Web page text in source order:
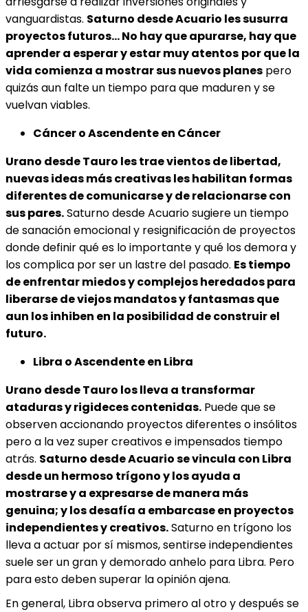
vanguardistas. Saturno desde Acuario les susurra
proyectos futuros… No hay que apurarse, hay que
aprender a esperar y estar muy atentos por que la
vida comienza a mostrar sus nuevos planes pero
quizás aun falte un tiempo para que maduren y se
vuelvan viables.
Cáncer o Ascendente en Cáncer
Urano desde Tauro les trae vientos de libertad,
nuevas ideas más creativas les habilitan formas
diferentes de comunicarse y de relacionarse con
sus pares.Saturno desde Acuario sugiere un tiempo
de sanación emocional y resignificación de proyectos
donde definir qué es lo importante y qué los demora y
los complica por ser un lastre del pasado. Es tiempo
de enfrentar miedos y complejos heredados para
liberarse de viejos mandatos y fantasmas que
aun los inhiben en la posibilidad de construir el
futuro.
Libra o Ascendente en Libra
Urano desde Tauro los lleva a transformar
ataduras y rigideces contenidas. Puede que se
observen accionando proyectos diferentes o insólitos
pero a la vez super creativos e impensados tiempo
atrás. Saturno desde Acuario se vincula con Libra
desde un hermoso trígono y los ayuda a
mostrarse y a expresarse de manera más
genuina; y los desafía a embarcase en proyectos
independientes y creativos.Saturno en trígono los
lleva a actuar por sí mismos, sentirse independientes
suele ser un gran y demorado anhelo para Libra. Pero
para esto deben superar la opinión ajena.
En general, Libra observa primero al otro y después se